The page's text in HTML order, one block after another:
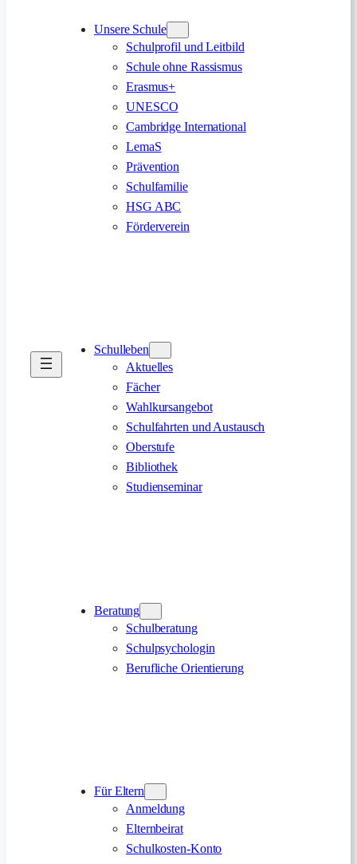
Unsere Schule
Schulprofil und Leitbild
Schule ohne Rassismus
Erasmus+
UNESCO
Cambridge International
LemaS
Prävention
Schulfamilie
HSG ABC
Förderverein
Schulleben
Aktuelles
Fächer
Wahlkursangebot
Schulfahrten und Austausch
Oberstufe
Bibliothek
Studienseminar
Beratung
Schulberatung
Schulpsychologin
Berufliche Orientierung
Für Eltern
Anmeldung
Elternbeirat
Schulkosten-Konto